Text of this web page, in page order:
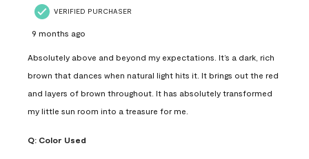
VERIFIED PURCHASER
9 months ago
Absolutely above and beyond my expectations. It’s a dark, rich
brown that dances when natural light hits it. It brings out the red
and layers of brown throughout. It has absolutely transformed
my little sun room into a treasure for me.
Q: Color Used